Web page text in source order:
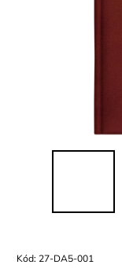
Kód: 27-DA5-001